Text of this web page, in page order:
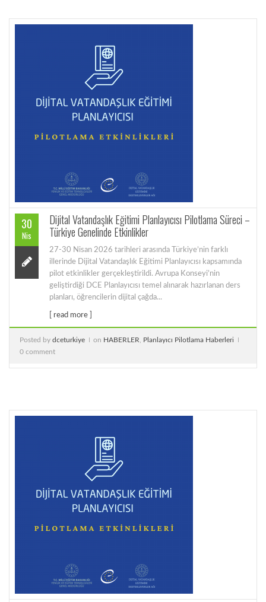
30
Nis
Dijital Vatandaşlık Eğitimi Planlayıcısı Pilotlama Süreci –
Türkiye Genelinde Etkinlikler
27-30 Nisan 2026 tarihleri arasında Türkiye’nin farklı
illerinde Dijital Vatandaşlık Eğitimi Planlayıcısı kapsamında
pilot etkinlikler gerçekleştirildi. Avrupa Konseyi’nin
geliştirdiği DCE Planlayıcısı temel alınarak hazırlanan ders
planları, öğrencilerin dijital çağda...
[ read more ]
Posted by dceturkiye on HABERLER
Planlayıcı Pilotlama Haberleri
0 comment